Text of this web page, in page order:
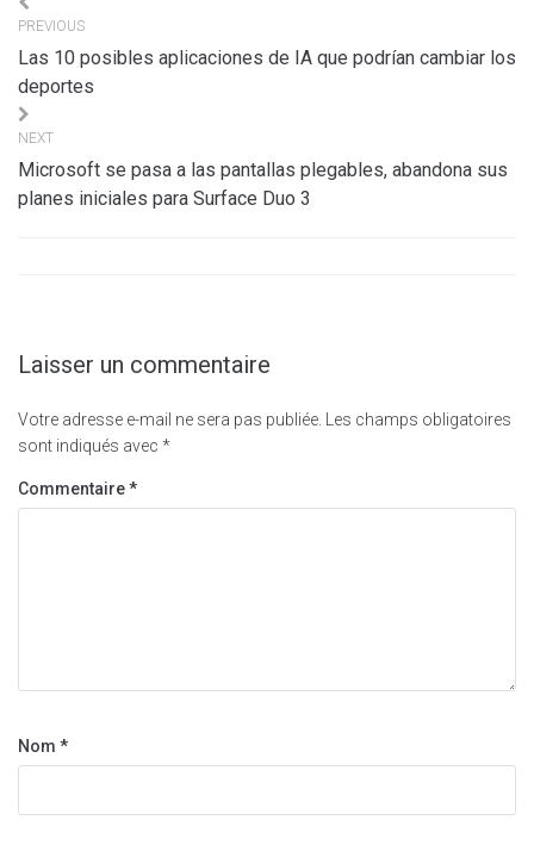
Navigation
de
l’article
PREVIOUS
Las 10 posibles aplicaciones de IA que podrían cambiar los
deportes
NEXT
Microsoft se pasa a las pantallas plegables, abandona sus
planes iniciales para Surface Duo 3
Laisser un commentaire
Votre adresse e-mail ne sera pas publiée.
Les champs obligatoires
sont indiqués avec *
Commentaire*
Nom *